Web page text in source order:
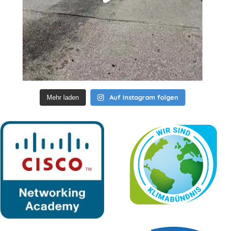
Mehr laden Auf Instagram folgen